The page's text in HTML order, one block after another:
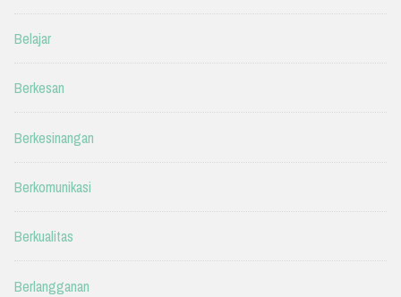
Belajar
Berkesan
Berkesinangan
Berkomunikasi
Berkualitas
Berlangganan